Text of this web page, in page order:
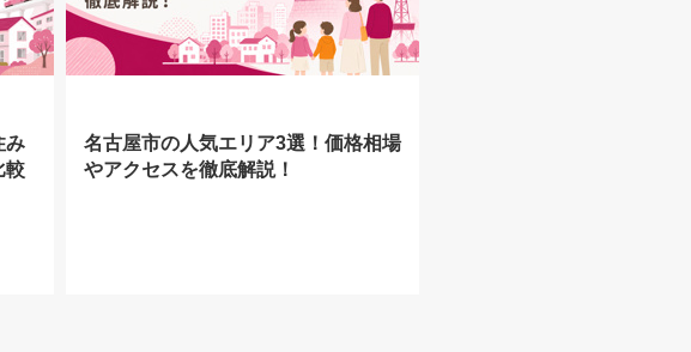
み
較
名古屋市の人気エリア3選！価格相場
やアクセスを徹底解説！